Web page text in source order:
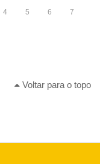
4 5 6 7
Voltar para o topo